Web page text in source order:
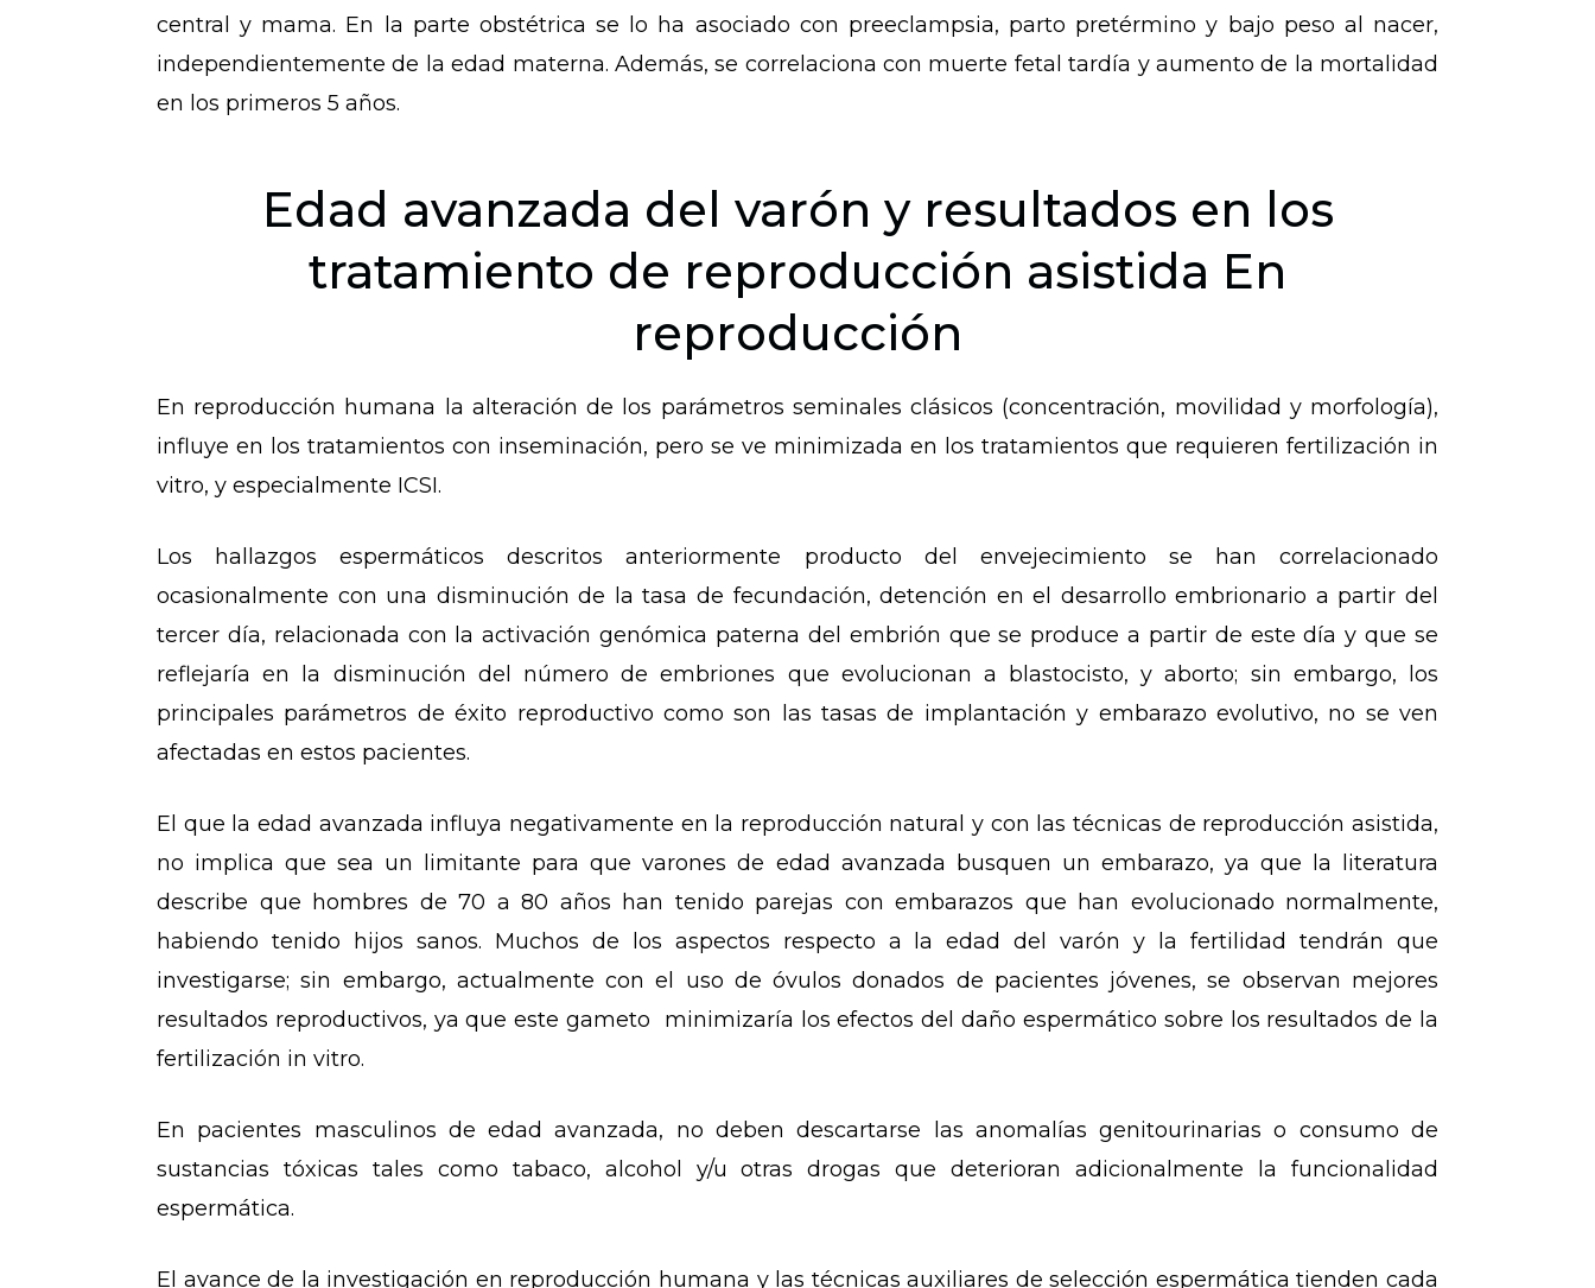
central y mama. En la parte obstétrica se lo ha asociado con preeclampsia, parto pretérmino y bajo peso al nacer,
independientemente de la edad materna. Además, se correlaciona con muerte fetal tardía y aumento de la mortalidad
en los primeros 5 años.
Edad avanzada del varón y resultados en los
tratamiento de reproducción asistida En
reproducción
En reproducción humana la alteración de los parámetros seminales clásicos (concentración, movilidad y morfología),
influye en los tratamientos con inseminación, pero se ve minimizada en los tratamientos que requieren fertilización in
vitro, y especialmente ICSI.
Los hallazgos espermáticos descritos anteriormente producto del envejecimiento se han correlacionado
ocasionalmente con una disminución de la tasa de fecundación, detención en el desarrollo embrionario a partir del
tercer día, relacionada con la activación genómica paterna del embrión que se produce a partir de este día y que se
reflejaría en la disminución del número de embriones que evolucionan a blastocisto, y aborto; sin embargo, los
principales parámetros de éxito reproductivo como son las tasas de implantación y embarazo evolutivo, no se ven
afectadas en estos pacientes.
El que la edad avanzada influya negativamente en la reproducción natural y con las técnicas de reproducción asistida,
no implica que sea un limitante para que varones de edad avanzada busquen un embarazo, ya que la literatura
describe que hombres de 70 a 80 años han tenido parejas con embarazos que han evolucionado normalmente,
habiendo tenido hijos sanos. Muchos de los aspectos respecto a la edad del varón y la fertilidad tendrán que
investigarse; sin embargo, actualmente con el uso de óvulos donados de pacientes jóvenes, se observan mejores
resultados reproductivos, ya que este gameto minimizaría los efectos del daño espermático sobre los resultados de la
fertilización in vitro.
En pacientes masculinos de edad avanzada, no deben descartarse las anomalías genitourinarias o consumo de
sustancias tóxicas tales como tabaco, alcohol y/u otras drogas que deterioran adicionalmente la funcionalidad
espermática.
El avance de la investigación en reproducción humana y las técnicas auxiliares de selección espermática tienden cada